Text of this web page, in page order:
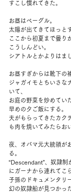
すこし慣れてきた。
お昼はベーグル。
太陽が出てきてほっと
ここから初夏まで曇り
こうしんどい。
シアトルとかよりはま
お昼すぎからは靴下の
ジャガイモとちいさな
いて、
お庭の野菜を炒めてい
早めの夕ご飯にする。
夫がもらってきたカク
も肉を焼いてみたらお
夜、オバマ元大統領が
る。
“Descendant”、奴隷
にガーナから連れてこ
子孫のドキュメンタリ
幻の奴隷船が見つかっ